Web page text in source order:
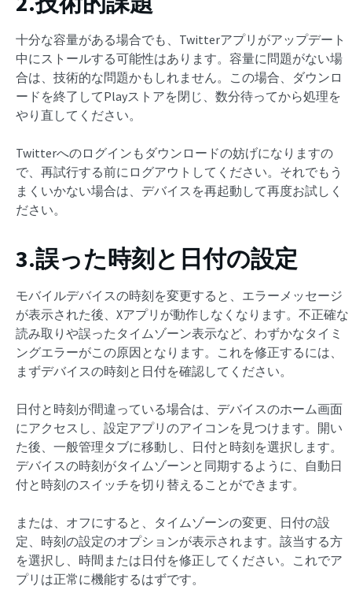
十分な容量がある場合でも、Twitterアプリがアップデート
中にストールする可能性はあります。容量に問題がない場
合は、技術的な問題かもしれません。この場合、ダウンロ
ードを終了してPlayストアを閉じ、数分待ってから処理を
やり直してください。
Twitterへのログインもダウンロードの妨げになりますの
で、再試行する前にログアウトしてください。それでもう
まくいかない場合は、デバイスを再起動して再度お試しく
ださい。
3.誤った時刻と日付の設定
モバイルデバイスの時刻を変更すると、エラーメッセージ
が表示された後、Xアプリが動作しなくなります。不正確な
読み取りや誤ったタイムゾーン表示など、わずかなタイミ
ングエラーがこの原因となります。これを修正するには、
まずデバイスの時刻と日付を確認してください。
日付と時刻が間違っている場合は、デバイスのホーム画面
にアクセスし、設定アプリのアイコンを見つけます。開い
た後、一般管理タブに移動し、日付と時刻を選択します。
デバイスの時刻がタイムゾーンと同期するように、自動日
付と時刻のスイッチを切り替えることができます。
または、オフにすると、タイムゾーンの変更、日付の設
定、時刻の設定のオプションが表示されます。該当する方
を選択し、時間または日付を修正してください。これでア
プリは正常に機能するはずです。